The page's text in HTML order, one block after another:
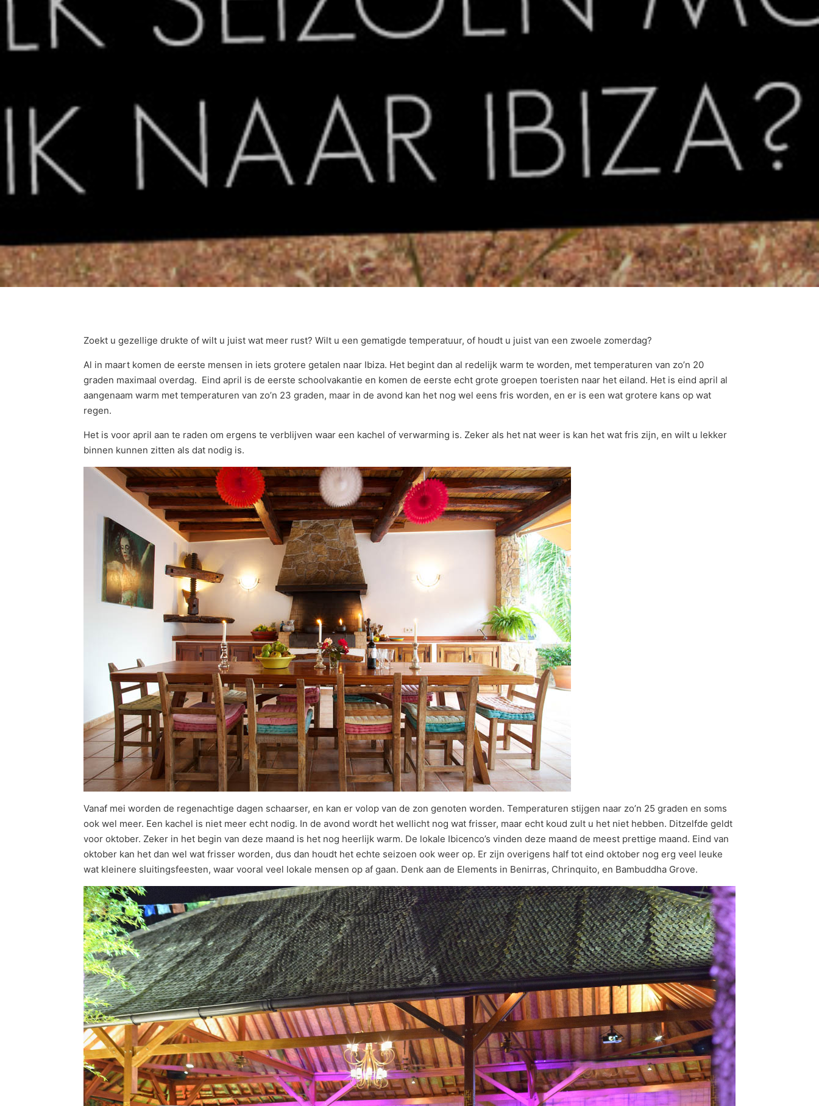
Zoekt u gezellige drukte of wilt u juist wat meer rust? Wilt u een gematigde temperatuur, of houdt u juist van een zwoele zomerdag?
Al in maart komen de eerste mensen in iets grotere getalen naar Ibiza. Het begint dan al redelijk warm te worden, met temperaturen van zo’n 20
graden maximaal overdag. Eind april is de eerste schoolvakantie en komen de eerste echt grote groepen toeristen naar het eiland. Het is eind april al
aangenaam warm met temperaturen van zo’n 23 graden, maar in de avond kan het nog wel eens fris worden, en er is een wat grotere kans op wat
regen.
Het is voor april aan te raden om ergens te verblijven waar een kachel of verwarming is. Zeker als het nat weer is kan het wat fris zijn, en wilt u lekker
binnen kunnen zitten als dat nodig is.
Vanaf mei worden de regenachtige dagen schaarser, en kan er volop van de zon genoten worden. Temperaturen stijgen naar zo’n 25 graden en soms
ook wel meer. Een kachel is niet meer echt nodig. In de avond wordt het wellicht nog wat frisser, maar echt koud zult u het niet hebben. Ditzelfde geldt
voor oktober. Zeker in het begin van deze maand is het nog heerlijk warm. De lokale Ibicenco’s vinden deze maand de meest prettige maand. Eind van
oktober kan het dan wel wat frisser worden, dus dan houdt het echte seizoen ook weer op. Er zijn overigens half tot eind oktober nog erg veel leuke
wat kleinere sluitingsfeesten, waar vooral veel lokale mensen op af gaan. Denk aan de Elements in Benirras, Chrinquito, en Bambuddha Grove.